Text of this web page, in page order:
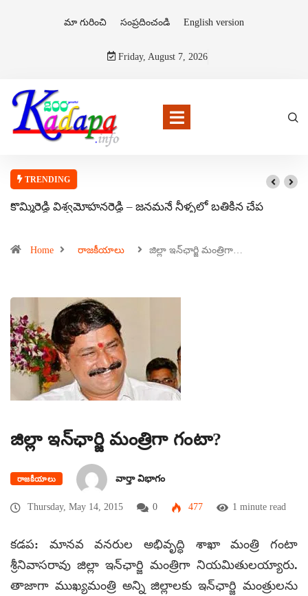
మా గురించి సంప్రదించండి English version
Friday, August 7, 2026
TRENDING
కొమ్మిరెడ్డి విశ్వమోహనరెడ్డి – జనమనే నీళ్ళలో బతికిన చేప
Home రాజకీయాలు జిల్లా ఇన్‌ఛార్జి మంత్రిగా…
జిల్లా ఇన్‌ఛార్జి మంత్రిగా గంటా?
రాజకీయాలు వార్తా విభాగం
Thursday, May 14, 2015 0 477 1 minute read
కడప: మానవ వనరుల అభివృద్ధి శాఖా మంత్రి గంటా
శ్రీనివాసరావు జిల్లా ఇన్‌ఛార్జి మంత్రిగా నియమితులయ్యారు.
తాజాగా ముఖ్యమంత్రి అన్ని జిల్లాలకు ఇన్‌ఛార్జి మంత్రులను